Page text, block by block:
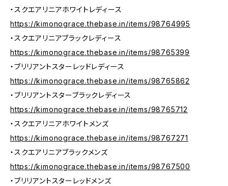
・スクエアリニアホワイトレディース
https://kimonograce.thebase.in/items/98764995
・スクエアリニアブラックレディース
https://kimonograce.thebase.in/items/98765399
・ブリリアントスターレッドレディース
https://kimonograce.thebase.in/items/98765862
・ブリリアントスターブラックレディース
https://kimonograce.thebase.in/items/98765712
・スクエアリニアホワイトメンズ
https://kimonograce.thebase.in/items/98767271
・スクエアリニアブラックメンズ
https://kimonograce.thebase.in/items/98767500
・ブリリアントスターレッドメンズ